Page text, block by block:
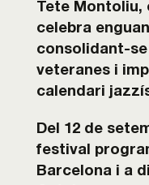
Tete Montoliu,
celebra
consolidant-
veteranes i
calendari
Del 12 de
festival
Barcelona i a